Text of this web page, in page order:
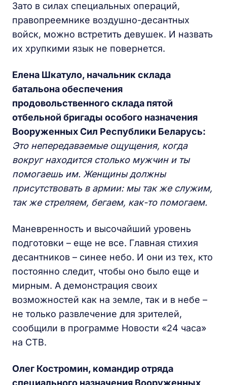
Зато в силах специальных операций,
правопреемнике воздушно-десантных
войск, можно встретить девушек. И назвать
их хрупкими язык не повернется.
Елена Шкатуло, начальник склада
батальона обеспечения
продовольственного склада пятой
отбельной бригады особого назначения
Вооруженных Сил Республики Беларусь:
Это непередаваемые ощущения, когда
вокруг находится столько мужчин и ты
помогаешь им. Женщины должны
присутствовать в армии: мы так же служим,
так же стреляем, бегаем, как-то помогаем.
Маневренность и высочайший уровень
подготовки – еще не все. Главная стихия
десантников – синее небо. И они из тех, кто
постоянно следит, чтобы оно было еще и
мирным. А демонстрация своих
возможностей как на земле, так и в небе –
не только развлечение для зрителей,
сообщили в программе Новости «24 часа»
на СТВ.
Олег Костромин, командир отряда
специального назначения Вооруженных